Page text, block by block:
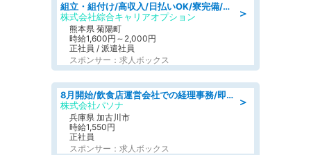
＞
組立・組付け/高収入/日払いOK/寮完備/交替制/20・30・40代活躍中
株式会社綜合キャリアオプション
熊本県 菊陽町
時給1,600円～2,000円
正社員 / 派遣社員
スポンサー：求人ボックス
＞
8月開始/飲食店運営会社での経理事務/即日勤務可/車通勤可/経理/一般事務
株式会社パソナ
兵庫県 加古川市
時給1,550円
正社員
スポンサー：求人ボックス